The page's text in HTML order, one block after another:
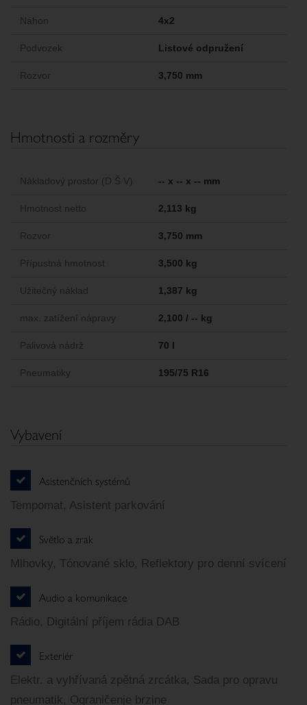
Náhon 4x2
Podvozek Listové odpružení
Rozvor 3,750 mm
Hmotnosti a rozměry
Nákladový prostor (D Š V) -- x -- x -- mm
Hmotnost netto 2,113 kg
Rozvor 3,750 mm
Přípustná hmotnost 3,500 kg
Užitečný náklad 1,387 kg
max. zatížení nápravy 2,100 / -- kg
Palivová nádrž 70 l
Pneumatiky 195/75 R16
Vybavení
Asistenčních systémů
Tempomat, Asistent parkování
Světlo a zrak
Mlhovky, Tónované sklo, Reflektory pro denní svícení
Audio a komunikace
Rádio, Digitální příjem rádia DAB
Exteriér
Elektr. a vyhřívaná zpětná zrcátka, Sada pro opravu
pneumatik, Ograničenje brzine